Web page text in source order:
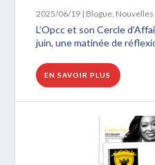
2025/06/19 | Blogue Nouvelles
L’Opcc et son Cercle
juin, une matinée de
EN SAVOIR PLUS